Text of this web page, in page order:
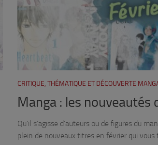
CRITIQUE, THÉMATIQUE ET DÉCOUVERTE
Manga : les nouveautés
Qu’il s’agisse d’auteurs ou de figures du
plein de nouveaux titres en février qui